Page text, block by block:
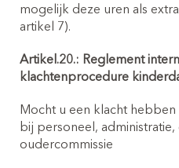
mogelijk deze uren als
artikel 7).
Artikel.20.: Reglement
klachtenprocedure
Mocht u een klacht
bij personeel,
oudercommissie